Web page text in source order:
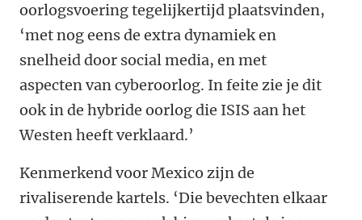
oorlogsvoering tegelijkertijd plaatsvinden,
‘met nog eens de extra dynamiek en
snelheid door social media, en met
aspecten van cyberoorlog. In feite zie je dit
ook in de hybride oorlog die ISIS aan het
Westen heeft verklaard.’
Kenmerkend voor Mexico zijn de
rivaliserende kartels. ‘Die bevechten elkaar